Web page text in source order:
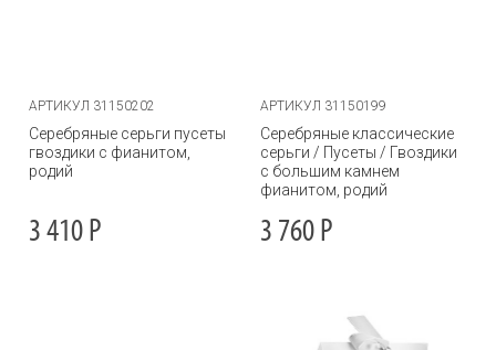
АРТИКУЛ 31150202
Серебряные серьги пусеты
гвоздики с фианитом,
родий
3 410 Р
АРТИКУЛ 31150199
Серебряные классические
серьги / Пусеты / Гвоздики
с большим камнем
фианитом, родий
3 760 Р